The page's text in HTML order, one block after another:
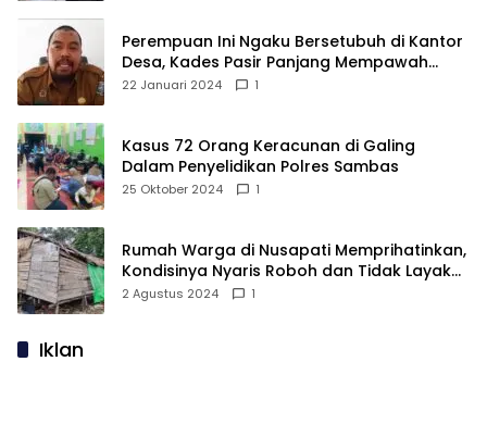
Perempuan Ini Ngaku Bersetubuh di Kantor
Desa, Kades Pasir Panjang Mempawah
Membantah: Silakan Buktikan!
22 Januari 2024 1
Kasus 72 Orang Keracunan di Galing
Dalam Penyelidikan Polres Sambas
25 Oktober 2024 1
Rumah Warga di Nusapati Memprihatinkan,
Kondisinya Nyaris Roboh dan Tidak Layak
Huni
2 Agustus 2024 1
Iklan